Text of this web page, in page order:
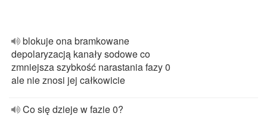
blokuje ona bramkowane
depolaryzacją kanały sodowe co
zmniejsza szybkość narastania fazy 0
ale nie znosi jej całkowicie
Co się dzieje w fazie 0?